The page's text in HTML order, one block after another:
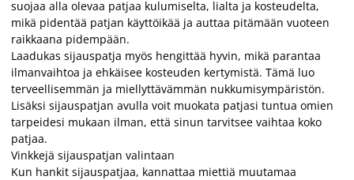
suojaa alla olevaa patjaa kulumiselta, lialta ja kosteudelta,
mikä pidentää patjan käyttöikää ja auttaa pitämään vuoteen
raikkaana pidempään.
Laadukas sijauspatja myös hengittää hyvin, mikä parantaa
ilmanvaihtoa ja ehkäisee kosteuden kertymistä. Tämä luo
terveellisemmän ja miellyttävämmän nukkumisympäristön.
Lisäksi sijauspatjan avulla voit muokata patjasi tuntua omien
tarpeidesi mukaan ilman, että sinun tarvitsee vaihtaa koko
patjaa.
Vinkkejä sijauspatjan valintaan
Kun hankit sijauspatjaa, kannattaa miettiä muutamaa